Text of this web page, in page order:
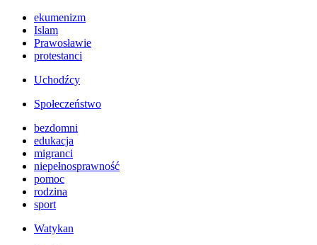
ekumenizm
Islam
Prawosławie
protestanci
Uchodźcy
Społeczeństwo
bezdomni
edukacja
migranci
niepełnosprawność
pomoc
rodzina
sport
Watykan